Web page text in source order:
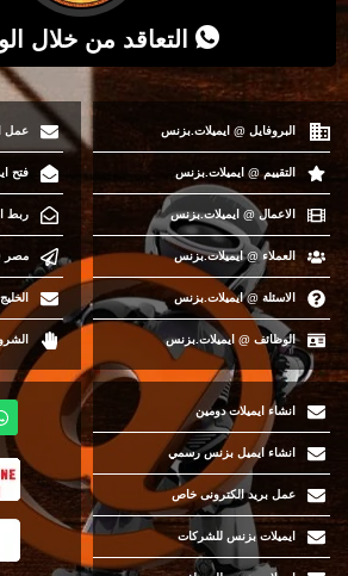
التعاقد من خلال
البروفايل @ ايميلات.بزنس
التقييم @ ايميلات.بزنس
الاعمال @ ايميلات.بزنس
العملاء @ ايميلات.بزنس
الاسئلة @ ايميلات.بزنس
الوظائف @ ايميلات.بزنس
عمل
فتح
ربط
مصر
انشاء ايميلات دومين
انشاء ايميل بزنس رسمي
عمل بريد الكترونى خاص
ايميلات بزنس للشركات